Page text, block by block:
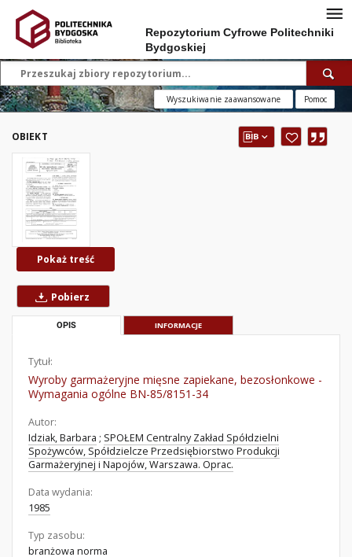
Repozytorium Cyfrowe Politechniki
Bydgoskiej
Wyszukiwanie zaawansowane Pomoc
OBIEKT
Pokaż treść
Pobierz
OPIS INFORMACJE
Tytuł:
Wyroby garmażeryjne mięsne zapiekane, bezosłonkowe -
Wymagania ogólne BN-85/8151-34
Autor:
Idziak, Barbara ; SPOŁEM Centralny Zakład Spółdzielni
Spożywców, Spółdzielcze Przedsiębiorstwo Produkcji
Garmażeryjnej i Napojów, Warszawa. Oprac.
Data wydania:
1985
Typ zasobu:
branżowa norma